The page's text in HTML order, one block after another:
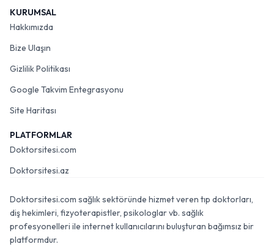
KURUMSAL
Hakkımızda
Bize Ulaşın
Gizlilik Politikası
Google Takvim Entegrasyonu
Site Haritası
PLATFORMLAR
Doktorsitesi.com
Doktorsitesi.az
Doktorsitesi.com sağlık sektöründe hizmet veren tıp doktorları,
diş hekimleri, fizyoterapistler, psikologlar vb. sağlık
profesyonelleri ile internet kullanıcılarını buluşturan bağımsız bir
platformdur.